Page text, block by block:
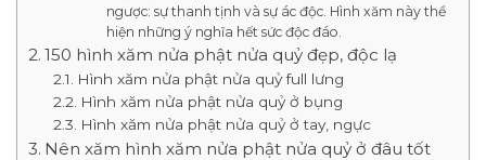
ngược: sự thanh tịnh và sự ác độc. Hình xăm này thể
hiện những ý nghĩa hết sức độc đáo.
150 hình xăm nửa phật nửa quỷ đẹp, độc lạ
Hình xăm nửa phật nửa quỷ full lưng
Hình xăm nửa phật nửa quỷ ở bụng
Hình xăm nửa phật nửa quỷ ở tay, ngực
Nên xăm hình xăm nửa phật nửa quỷ ở đâu tốt